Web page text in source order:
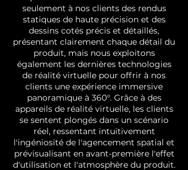
seulement à nos clients des rendus
statiques de haute précision et des
dessins cotés précis et détaillés,
présentant clairement chaque détail du
produit, mais nous exploitons
également les dernières technologies
de réalité virtuelle pour offrir à nos
clients une expérience immersive
panoramique à 360°. Grâce à des
appareils de réalité virtuelle, les clients
se sentent plongés dans un scénario
réel, ressentant intuitivement
l'ingéniosité de l'agencement spatial et
prévisualisant en avant-première l'effet
d'utilisation et l'atmosphère du produit.